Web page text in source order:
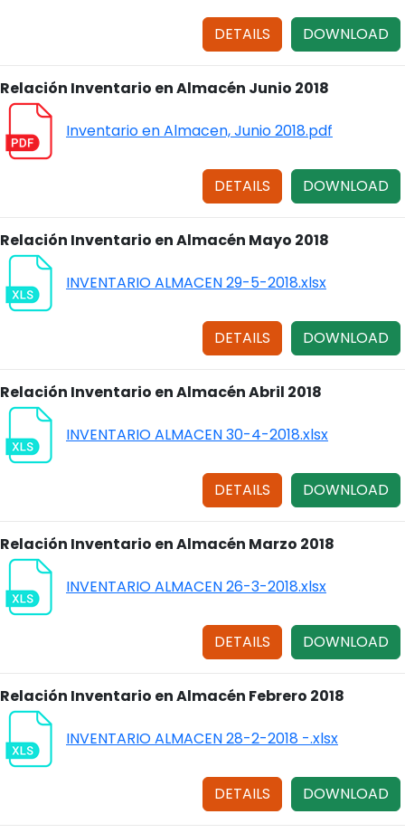
DOWNLOAD
DETAILS
Relación Inventario en Almacén Junio 2018
Inventario en Almacen, Junio 2018.pdf
DOWNLOAD
DETAILS
Relación Inventario en Almacén Mayo 2018
INVENTARIO ALMACEN 29-5-2018.xlsx
DOWNLOAD
DETAILS
Relación Inventario en Almacén Abril 2018
INVENTARIO ALMACEN 30-4-2018.xlsx
DOWNLOAD
DETAILS
Relación Inventario en Almacén Marzo 2018
INVENTARIO ALMACEN 26-3-2018.xlsx
DOWNLOAD
DETAILS
Relación Inventario en Almacén Febrero 2018
INVENTARIO ALMACEN 28-2-2018 -.xlsx
DOWNLOAD
DETAILS